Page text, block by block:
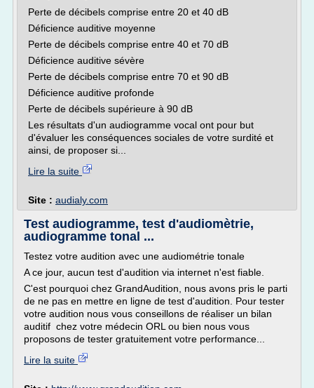
Perte de décibels comprise entre 20 et 40 dB
Déficience auditive moyenne
Perte de décibels comprise entre 40 et 70 dB
Déficience auditive sévère
Perte de décibels comprise entre 70 et 90 dB
Déficience auditive profonde
Perte de décibels supérieure à 90 dB
Les résultats d'un audiogramme vocal ont pour but
d'évaluer les conséquences sociales de votre surdité et
ainsi, de proposer si...
Lire la suite
Site : audialy.com
Test audiogramme, test d'audiomètrie,
audiogramme tonal ...
Testez votre audition avec une audiométrie tonale
A ce jour, aucun test d'audition via internet n'est fiable.
C'est pourquoi chez GrandAudition, nous avons pris le parti
de ne pas en mettre en ligne de test d'audition. Pour tester
votre audition nous vous conseillons de réaliser un bilan
auditif chez votre médecin ORL ou bien nous vous
proposons de tester gratuitement votre performance...
Lire la suite